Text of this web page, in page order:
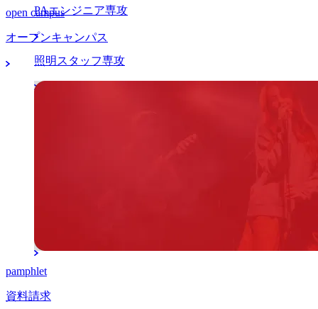
PAエンジニア専攻
照明スタッフ専攻
open campus
オープンキャンパス
pamphlet
資料請求